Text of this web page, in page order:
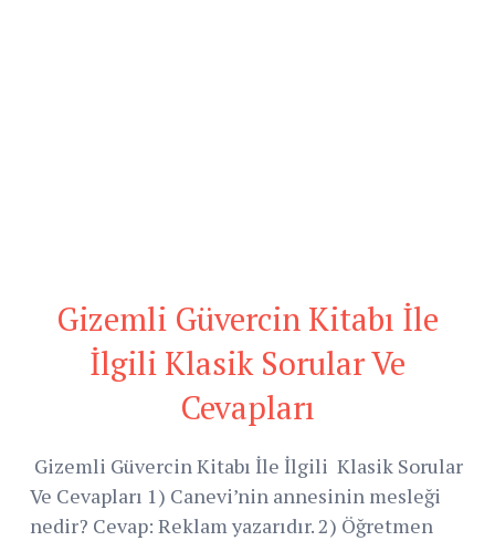
Gizemli Güvercin Kitabı İle
İlgili Klasik Sorular Ve
Cevapları
Gizemli Güvercin Kitabı İle İlgili Klasik Sorular
Ve Cevapları 1) Canevi’nin annesinin mesleği
nedir? Cevap: Reklam yazarıdır. 2) Öğretmen